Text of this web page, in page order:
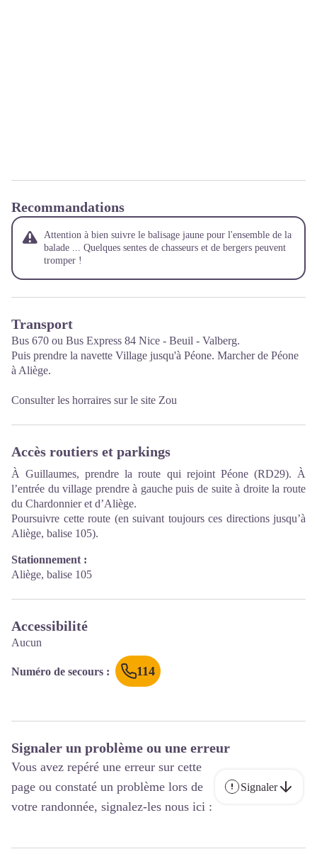
Recommandations
Attention à bien suivre le balisage jaune pour l'ensemble de la
balade ... Quelques sentes de chasseurs et de bergers peuvent
tromper !
Transport
Bus 670 ou Bus Express 84 Nice - Beuil - Valberg.
Puis prendre la navette Village jusqu'à Péone. Marcher de Péone
à Aliège.
Consulter les horraires sur le site Zou
Accès routiers et parkings
À Guillaumes, prendre la route qui rejoint Péone (RD29). À
l’entrée du village prendre à gauche puis de suite à droite la route
du Chardonnier et d’Aliège.
Poursuivre cette route (en suivant toujours ces directions jusqu’à
Aliège, balise 105).
Stationnement :
Aliège, balise 105
Accessibilité
Aucun
Numéro de secours : 114
Signaler un problème ou une erreur
Vous avez repéré une erreur sur cette
page ou constaté un problème lors de
votre randonnée, signalez-les nous ici :
Signaler